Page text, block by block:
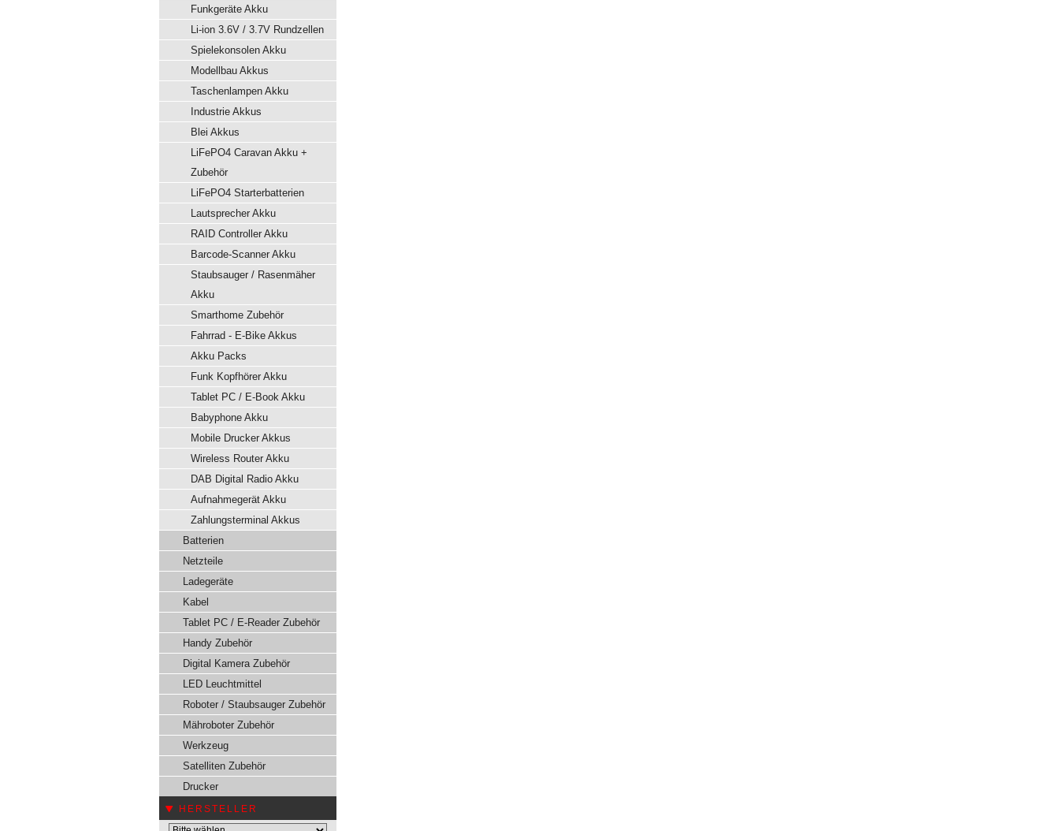
Funkgeräte Akku
Li-ion 3.6V / 3.7V Rundzellen
Spielekonsolen Akku
Modellbau Akkus
Taschenlampen Akku
Industrie Akkus
Blei Akkus
LiFePO4 Caravan Akku +
Zubehör
LiFePO4 Starterbatterien
Lautsprecher Akku
RAID Controller Akku
Barcode-Scanner Akku
Staubsauger / Rasenmäher
Akku
Smarthome Zubehör
Fahrrad - E-Bike Akkus
Akku Packs
Funk Kopfhörer Akku
Tablet PC / E-Book Akku
Babyphone Akku
Mobile Drucker Akkus
Wireless Router Akku
DAB Digital Radio Akku
Aufnahmegerät Akku
Zahlungsterminal Akkus
Batterien
Netzteile
Ladegeräte
Kabel
Tablet PC / E-Reader Zubehör
Handy Zubehör
Digital Kamera Zubehör
LED Leuchtmittel
Roboter / Staubsauger Zubehör
Mähroboter Zubehör
Werkzeug
Satelliten Zubehör
Drucker
HERSTELLER